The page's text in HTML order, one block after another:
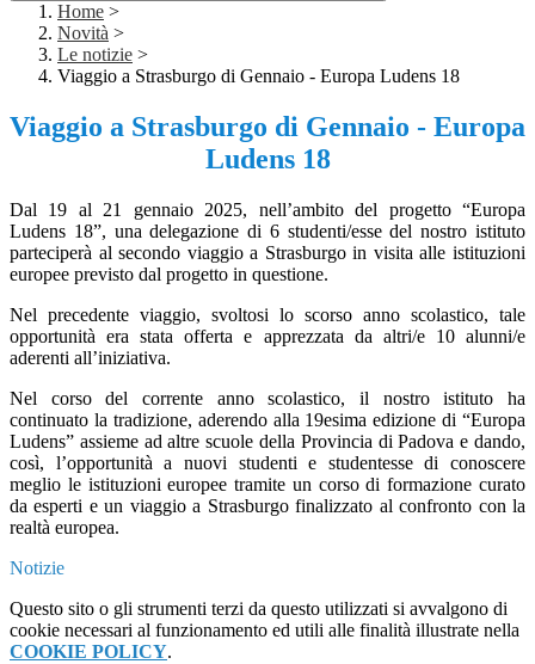
Home >
Novità >
Le notizie >
Viaggio a Strasburgo di Gennaio - Europa Ludens 18
Viaggio a Strasburgo di Gennaio - Europa
Ludens 18
Dal 19 al 21 gennaio 2025, nell’ambito del progetto “Europa
Ludens 18”, una delegazione di 6 studenti/esse del nostro istituto
parteciperà al secondo viaggio a Strasburgo in visita alle istituzioni
europee previsto dal progetto in questione.
Nel precedente viaggio, svoltosi lo scorso anno scolastico, tale
opportunità era stata offerta e apprezzata da altri/e 10 alunni/e
aderenti all’iniziativa.
Nel corso del corrente anno scolastico, il nostro istituto ha
continuato la tradizione, aderendo alla 19esima edizione di “Europa
Ludens” assieme ad altre scuole della Provincia di Padova e dando,
così, l’opportunità a nuovi studenti e studentesse di conoscere
meglio le istituzioni europee tramite un corso di formazione curato
da esperti e un viaggio a Strasburgo finalizzato al confronto con la
realtà europea.
Notizie
Questo sito o gli strumenti terzi da questo utilizzati si avvalgono di
cookie necessari al funzionamento ed utili alle finalità illustrate nella
COOKIE POLICY.